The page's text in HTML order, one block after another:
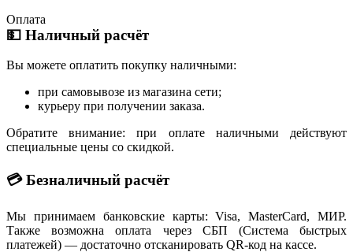
Оплата
💵 Наличный расчёт
Вы можете оплатить покупку наличными:
при самовывозе из магазина сети;
курьеру при получении заказа.
Обратите внимание: при оплате наличными действуют
специальные цены со скидкой.
💳 Безналичный расчёт
Мы принимаем банковские карты: Visa, MasterCard, МИР.
Также возможна оплата через СБП (Система быстрых
платежей) — достаточно отсканировать QR-код на кассе.